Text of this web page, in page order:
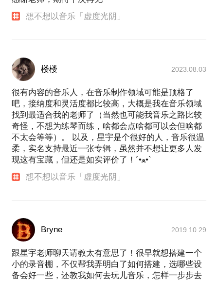
想不想以音乐「虚度光阴」
楼楼 2023.08.03
很有内容的音乐人，在音乐制作领域可能是顶格了
吧，接纳度和灵活度都比较高，大概是我在音乐领域
找到最适合我的老师了（当然也可能我音乐之路比较
奇怪，不想为练琴而练，啥都会点啥都可以会但啥都
不太会等等）。 以及，星宇是个很好的人，音乐很温
柔，实名支持最近一张专辑，虽然并不想让更多人发
现这有宝藏，但还是如实评价了！´•ﻌ•`
想不想以音乐「虚度光阴」
Bryne 2019.10.29
跟星宇老师聊天请教太有意思了！很早就想搭建一个
小的录音棚，不仅帮我弄明白了如何搭建，选哪些设
备会好一些，还教我如何去玩儿音乐，怎样一步步去